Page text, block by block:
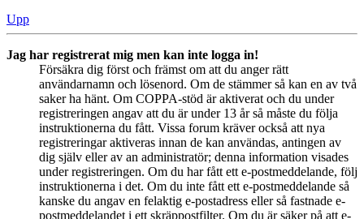
Upp
Jag har registrerat mig men kan inte logga in!
Försäkra dig först och främst om att du anger rätt
användarnamn och lösenord. Om de stämmer så kan en av två
saker ha hänt. Om COPPA-stöd är aktiverat och du under
registreringen angav att du är under 13 år så måste du följa
instruktionerna du fått. Vissa forum kräver också att nya
registreringar aktiveras innan de kan användas, antingen av
dig själv eller av an administratör; denna information visades
under registreringen. Om du har fått ett e-postmeddelande, följ
instruktionerna i det. Om du inte fått ett e-postmeddelande så
kanske du angav en felaktig e-postadress eller så fastnade e-
postmeddelandet i ett skräppostfilter. Om du är säker på att e-